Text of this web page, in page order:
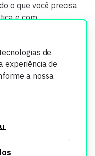
de
experiência de
a nossa
o que você precisa
e com
nosso site são
de
Privacidade.